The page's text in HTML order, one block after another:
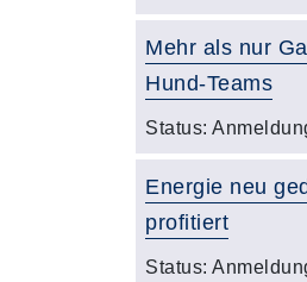
Mehr als nur
Hund-Teams
Status:
Energie neu
profitiert
Status: